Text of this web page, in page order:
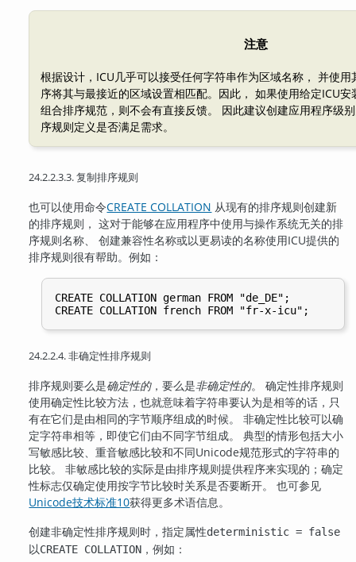
注意
根据设计，ICU几乎可以接受任何字符串作为区域名称， 并使
序将其与最接近的区域设置相匹配。因此， 如果使用给定ICU
组合排序规范，则不会有直接反馈。 因此建议创建应用程序级
序规则定义是否满足需求。
24.2.2.3.3. 复制排序规则
也可以使用命令CREATE COLLATION 从现有的排序规则创建新
的排序规则， 这对于能够在应用程序中使用与操作系统无关的排
序规则名称、 创建兼容性名称或以更易读的名称使用ICU提供的
排序规则很有帮助。例如：
CREATE COLLATION german FROM "de_DE";
24.2.2.4. 非确定性排序规则
排序规则要么是确定性的，要么是非确定性的。 确定性排序规则
使用确定性比较方法，也就意味着字符串要认为是相等的话，只
有在它们是由相同的字节顺序组成的时候。 非确定性比较可以确
定字符串相等，即使它们由不同字节组成。 典型的情形包括大小
写敏感比较、重音敏感比较和不同Unicode规范形式的字符串的
比较。 非敏感比较的实际是由排序规则提供程序来实现的；确定
性标志仅确定使用按字节比较时关系是否要断开。 也可参见
Unicode技术标准10获得更多术语信息。
创建非确定性排序规则时，指定属性deterministic = false
以CREATE COLLATION ，例如：